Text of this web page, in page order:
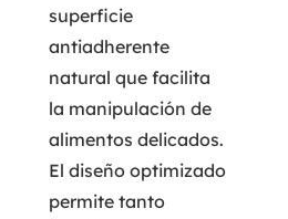
superficie
antiadherente
natural que facilita
la manipulación de
alimentos delicados.
El diseño optimizado
permite tanto